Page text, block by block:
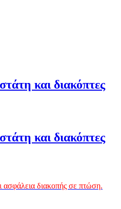
και διακόπτες
και διακόπτες
διακοπής σε πτώση.